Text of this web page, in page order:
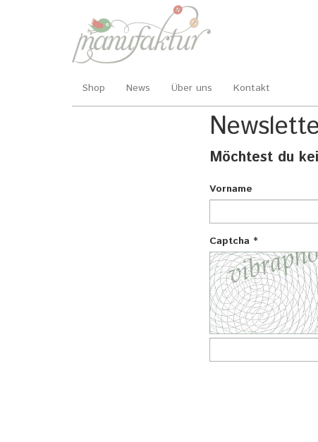
Shop News Über uns Kontakt
Möchtest du
Vorname
Captcha *